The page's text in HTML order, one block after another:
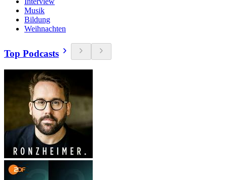
Musik
Bildung
Weihnachten
Top Podcasts